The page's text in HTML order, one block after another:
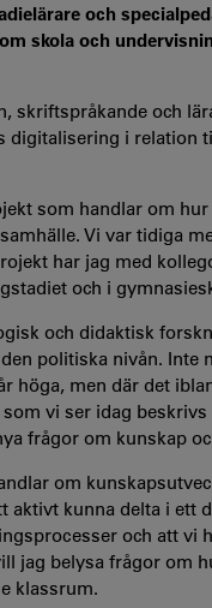
och
skola och
och
digitalisering i relation
som handlar om
Vi var tidiga
har jag med
och i
och didaktisk
politiska nivån. Inte
höga, men där det
vi ser idag
frågor om kunskap
om
aktivt kunna delta i ett
och att vi
jag belysa frågor om
klassrum.